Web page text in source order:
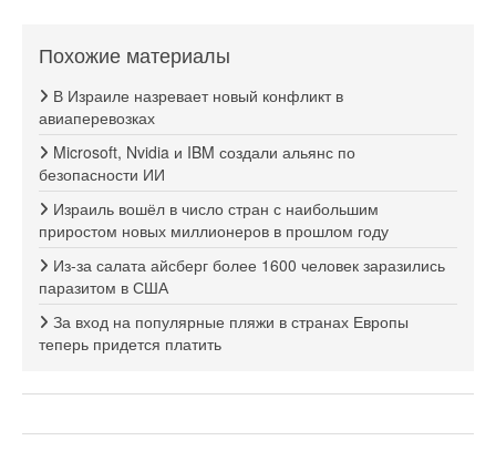
Похожие материалы
В Израиле назревает новый конфликт в
авиаперевозках
Microsoft, Nvidia и IBM создали альянс по
безопасности ИИ
Израиль вошёл в число стран с наибольшим
приростом новых миллионеров в прошлом году
Из-за салата айсберг более 1600 человек заразились
паразитом в США
За вход на популярные пляжи в странах Европы
теперь придется платить